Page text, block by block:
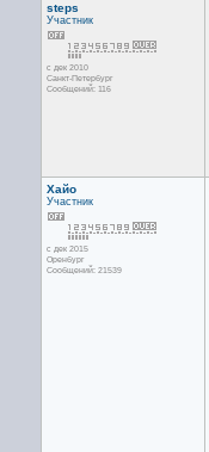
steps
Участник
с дек 2010
Санкт-Петербург
Сообщений: 116
Хайо
Участник
с дек 2015
Оренбург
Сообщений: 21539